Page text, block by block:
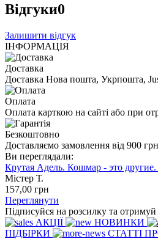
Відгуки0
Залишити відгук
ІНФОРМАЦІЯ
Доставка
Доставка Нова пошта, Укрпошта,
Оплата
Оплата карткою на сайті або при
Безкоштовно
Доставляємо замовлення від 900
Ви переглядали:
Крутая Адель. Кошмар - это другие.
Містер Т.
157,00 грн
Переглянути
Підписуйся на розсилку та
АКЦІЇ
НОВИНКИ
ПІДБІРКИ
СТАТТІ